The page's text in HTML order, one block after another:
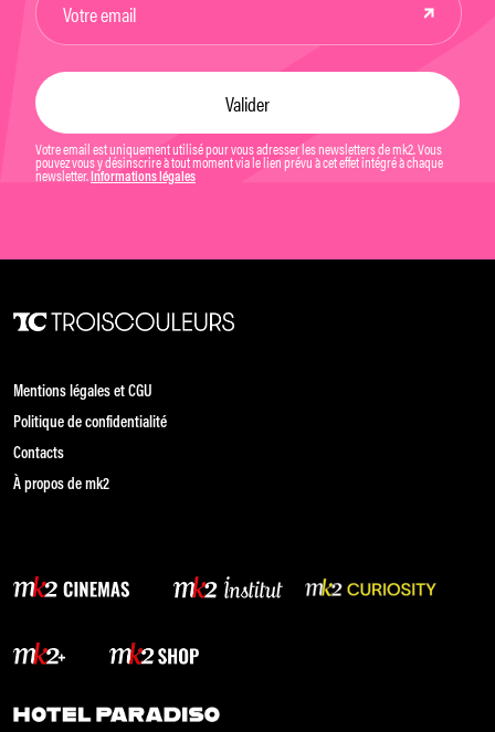
Votre email est uniquement utilisé pour vous adresser les newsletters de mk2. Vous
pouvez vous y désinscrire à tout moment via le lien prévu à cet effet intégré à chaque
newsletter. Informations légales
Mentions légales et CGU
Politique de confidentialité
Contacts
À propos de mk2